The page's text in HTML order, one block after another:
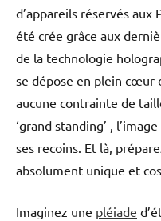
d’appareils réservés
été crée grâce aux
de la technologie
se dépose en plein cœur
aucune contrainte de
‘grand standing’ ,
ses recoins. Et là,
absolument unique et
Imaginez une pléiade